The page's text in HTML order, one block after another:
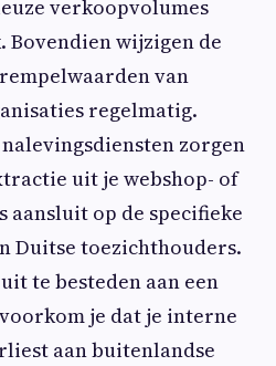
verkoopvolumes
Bovendien wijzigen de
van
regelmatig.
zorgen
uit je webshop- of
aansluit op de specifieke
Duitse toezichthouders.
te besteden aan een
je dat je interne
aan buitenlandse